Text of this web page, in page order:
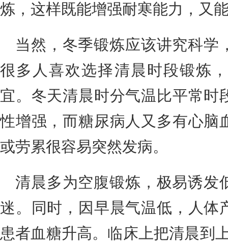
炼，这样既能增强耐寒能力，又
当然，冬季锻炼应该讲究科学
很多人喜欢选择清晨时段锻炼
宜。冬天清晨时分气温比平常时
性增强，而糖尿病人又多有心脑
或劳累很容易突然发病。
清晨多为空腹锻炼，极易诱发
迷。同时，因早晨气温低，人体
患者血糖升高。临床上把清晨到